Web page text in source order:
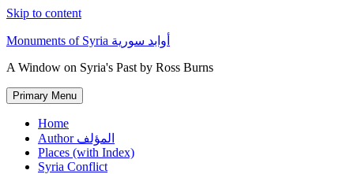
Skip to content
Monuments of Syria أوابد سورية
A Window on Syria's Past by Ross Burns
Primary Menu
Home
Author المؤلف
Places (with Index)
Syria Conflict